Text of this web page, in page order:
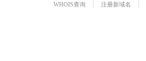
WHOIS查询 注册新域名